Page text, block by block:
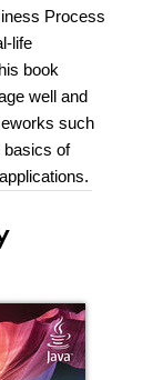
Process
life
book
well and
such
basics of